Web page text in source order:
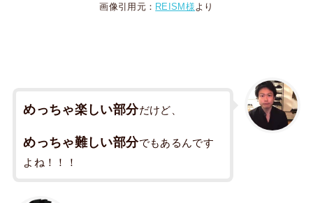
画像引用元： REISM様より
めっちゃ楽しい部分だけど、
めっちゃ難しい部分でもあるんです
よね！！！